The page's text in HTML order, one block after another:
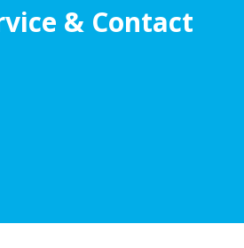
& Contact